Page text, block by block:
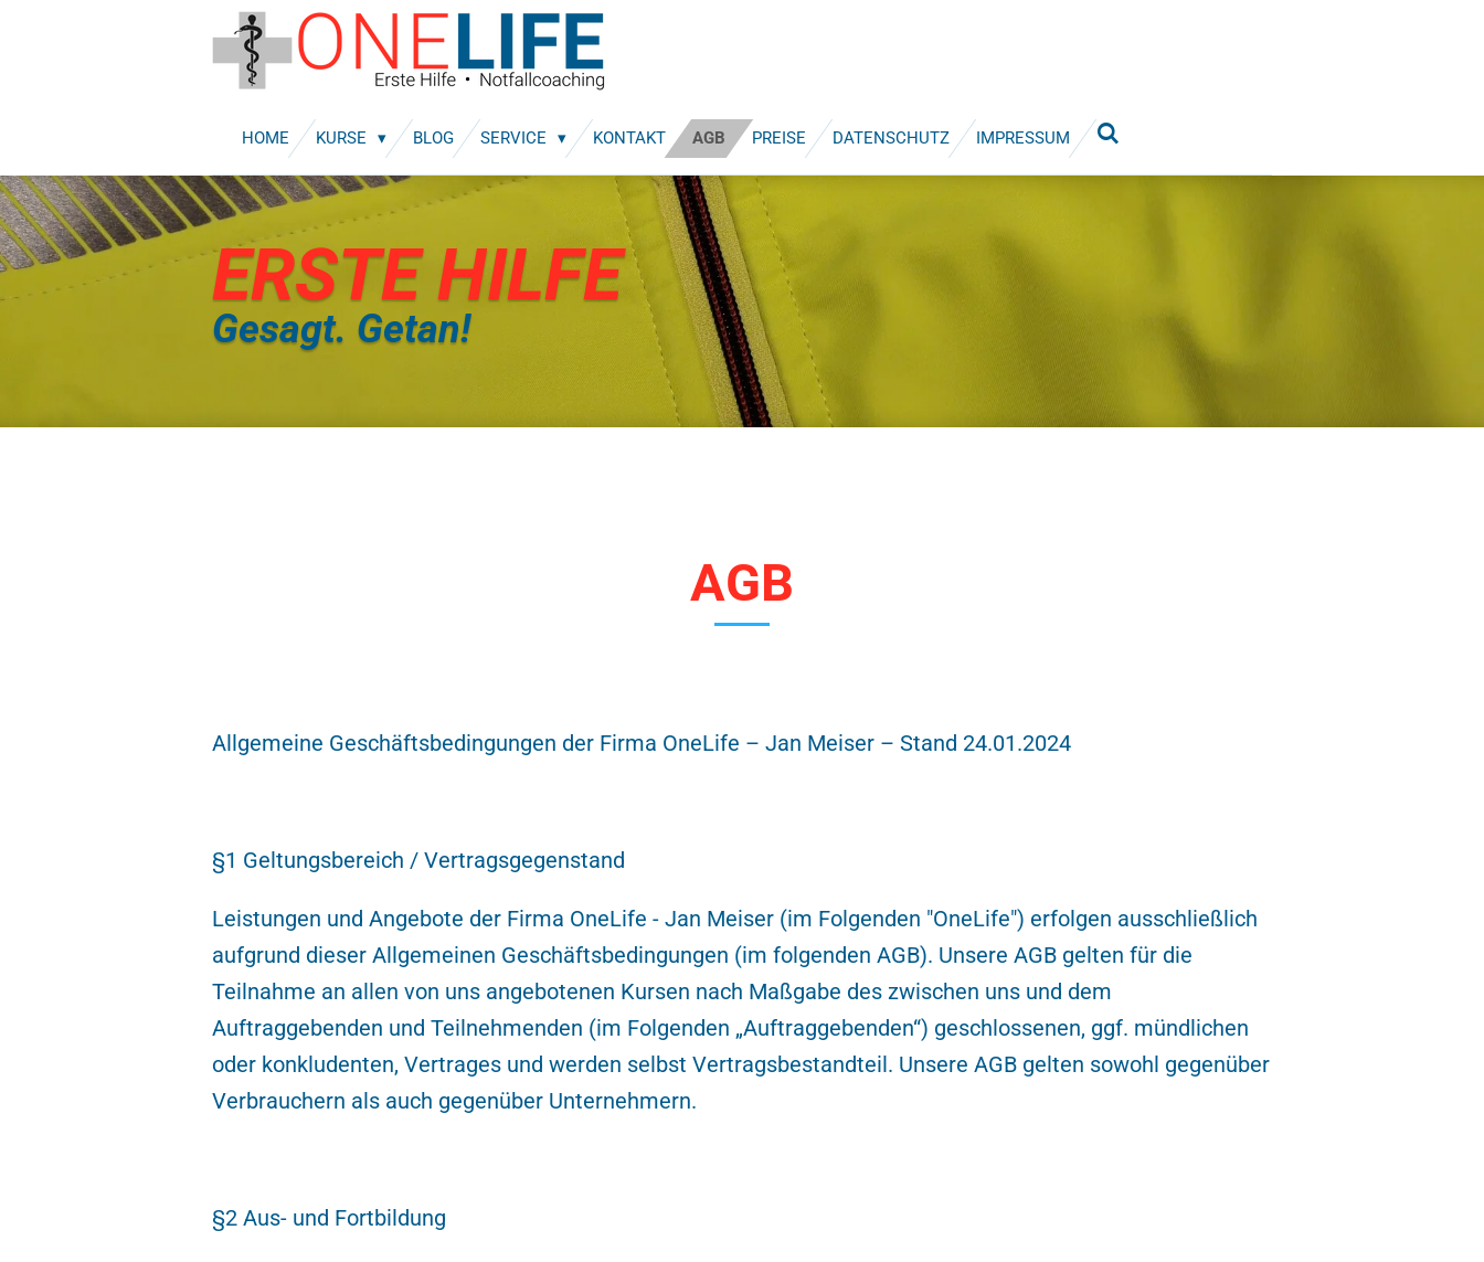
HOME KURSE BLOG SERVICE KONTAKT AGB PREISE DATENSCHUTZ IMPRESSUM
ERSTE HILFE
Gesagt. Getan!
AGB
Allgemeine Geschäftsbedingungen der Firma OneLife – Jan Meiser – Stand 24.01.2024
§1 Geltungsbereich / Vertragsgegenstand
Leistungen und Angebote der Firma OneLife - Jan Meiser (im Folgenden "OneLife") erfolgen ausschließlich
aufgrund dieser Allgemeinen Geschäftsbedingungen (im folgenden AGB). Unsere AGB gelten für die
Teilnahme an allen von uns angebotenen Kursen nach Maßgabe des zwischen uns und dem
Auftraggebenden und Teilnehmenden (im Folgenden „Auftraggebenden“) geschlossenen, ggf. mündlichen
oder konkludenten, Vertrages und werden selbst Vertragsbestandteil. Unsere AGB gelten sowohl gegenüber
Verbrauchern als auch gegenüber Unternehmern.
§2 Aus- und Fortbildung